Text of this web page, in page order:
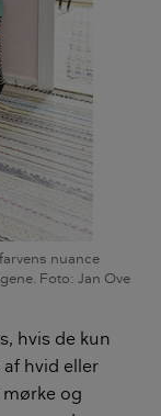
nuance
Foto: Jan Ove
hvis de kun
hvid eller
og